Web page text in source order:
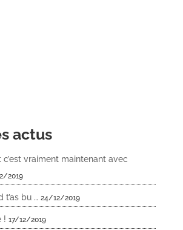
actus
c’est vraiment maintenant avec
2019
t’as bu … 24/12/2019
! 17/12/2019